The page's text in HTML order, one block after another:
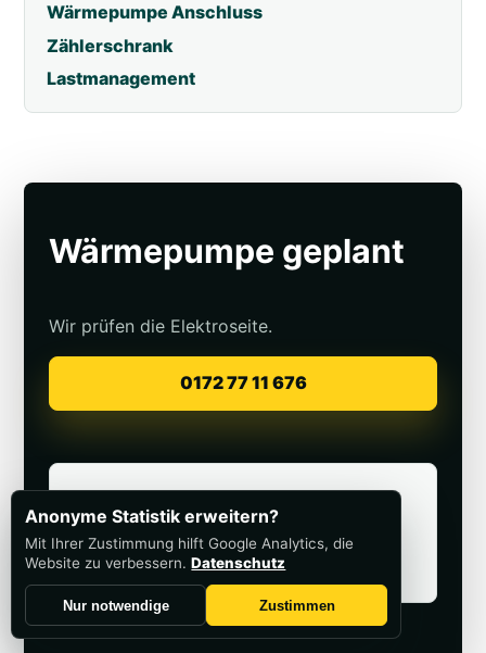
Wärmepumpe Anschluss
Zählerschrank
Lastmanagement
Wärmepumpe geplant
Wir prüfen die Elektroseite.
0172 77 11 676
Mehr dazu
Elektroanschluss Wärmepumpe
Zählerschrank & Prüfung
Anonyme Statistik erweitern?
Mit Ihrer Zustimmung hilft Google Analytics, die
Website zu verbessern.Datenschutz
Nur notwendige Zustimmen